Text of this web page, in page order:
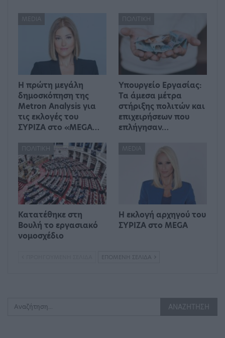
MEDIA
Η πρώτη μεγάλη
δημοσκόπηση της
Metron Analysis για
τις εκλογές του
ΣΥΡΙΖΑ στο «MEGA…
ΠΟΛΙΤΙΚΉ
Υπουργείο Εργασίας:
Τα άμεσα μέτρα
στήριξης πολιτών και
επιχειρήσεων που
επλήγησαν…
ΠΟΛΙΤΙΚΉ
Κατατέθηκε στη
Βουλή το εργασιακό
νομοσχέδιο
MEDIA
Η εκλογή αρχηγού του
ΣΥΡΙΖΑ στο MEGA
ΕΠΌΜΕΝΗ ΣΕΛΊΔΑ